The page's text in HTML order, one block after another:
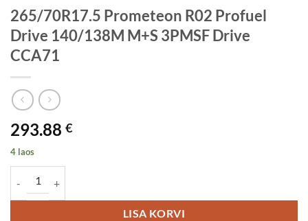
265/70R17.5 Prometeon R02 Profuel
Drive 140/138M M+S 3PMSF Drive
CCA71
293.88 €
4 laos
LISA KORVI